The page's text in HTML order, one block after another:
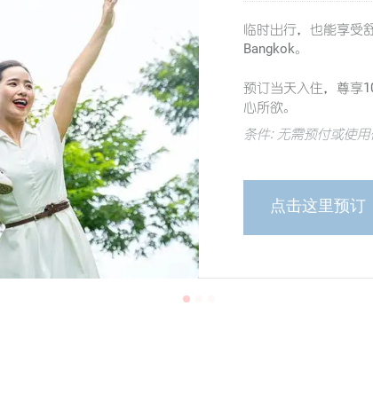
临时出行，也能享受
Bangkok。
预订当天入住，尊享
心所欲。
条件: 无需预付或使
点击这里预订